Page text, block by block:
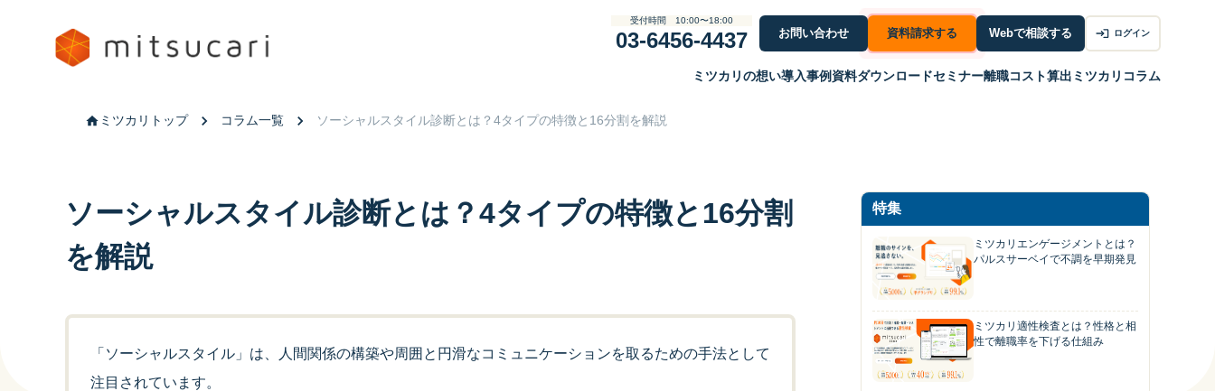
ミツカリの想い導入事例資料ダウンロードセミナー離職コスト算出 ミツカリコラム
受付時間 10:00〜18:00
03-6456-4437 お問い合わせ 資料請求する Webで相談する ログイン
ミツカリトップ コラム一覧 ソーシャルスタイル診断とは？4タイプの特徴と16分割を解説
ソーシャルスタイル診断とは？4タイプの特徴と16分割
を解説
「ソーシャルスタイル」は、人間関係の構築や周囲と円滑なコミュニケーションを取るための手法として
注目されています。
特集
ミツカリエンゲージメントとは？
パルスサーベイで不調を早期発見
ミツカリ適性検査とは？性格と相
性で離職率を下げる仕組み